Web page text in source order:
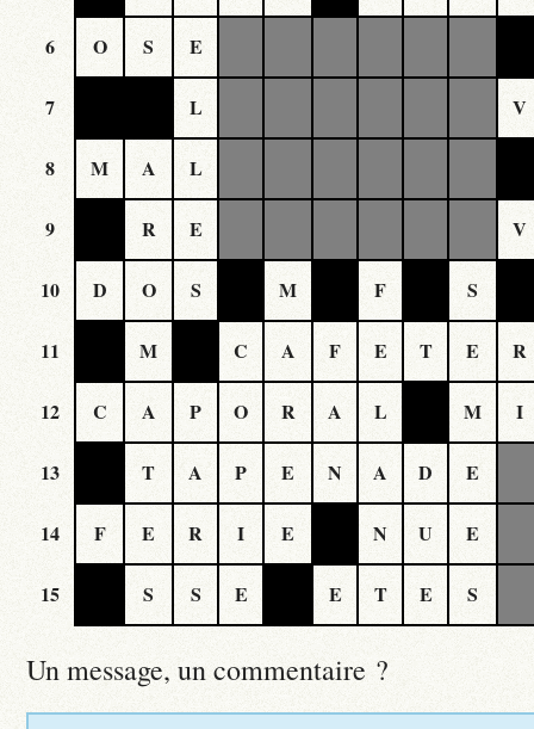
6 O S E
7 L V
8 M A L
9 R E V
10 D O S M F S
11 M C A F E T E R
12 C A P O R A L M I
13 T A P E N A D E
14 F E R I E N U E
15 S S E E T E S
Un message, un commentaire ?